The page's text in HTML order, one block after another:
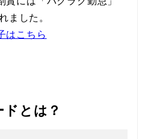
ました。
はこちら
とは？